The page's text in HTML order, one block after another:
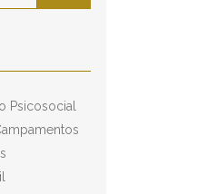
Psicosocial